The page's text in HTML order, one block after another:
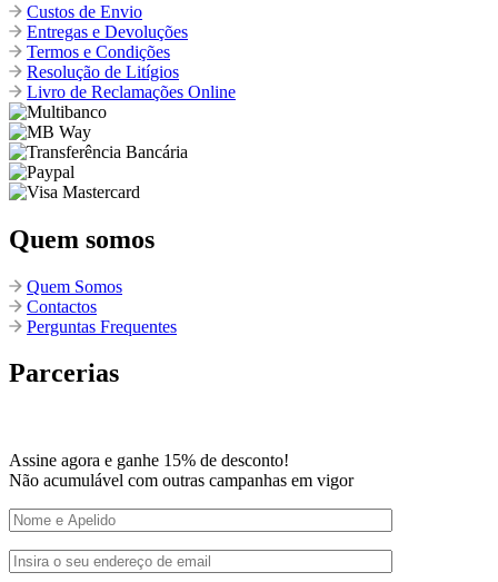
Custos de Envio
Entregas e Devoluções
Termos e Condições
Resolução de Litígios
Livro de Reclamações Online
Quem somos
Quem Somos
Contactos
Perguntas Frequentes
Parcerias
Assine agora e ganhe 15% de desconto!
Não acumulável com outras campanhas em vigor